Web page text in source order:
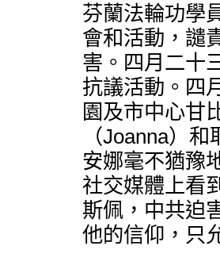
芬蘭法輪功學
會和活動，譴
害。四月二十
抗議活動。四
園及市中心甘
（Joanna）
安娜毫不猶豫
社交媒體上看
斯佩，中共迫
他的信仰，只